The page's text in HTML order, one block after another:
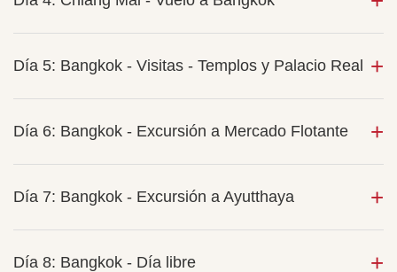
Día 5: Bangkok - Visitas - Templos y Palacio Real
Día 6: Bangkok - Excursión a Mercado Flotante
Día 7: Bangkok - Excursión a Ayutthaya
Día 8: Bangkok - Día libre